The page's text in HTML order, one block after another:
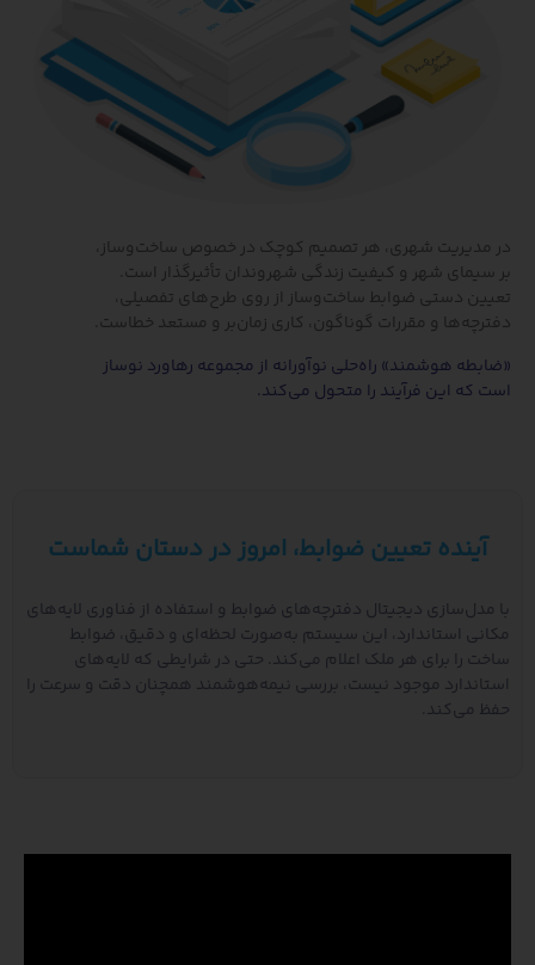
شهری، هر تصمیم کوچک در خصوص ساخت‌وساز،
شهر و کیفیت زندگی شهروندان تأثیرگذار است.
دستی ضوابط ساخت‌وساز از روی طرح‌های تفصیلی،
و مقررات گوناگون، کاری زمان‌بر و مستعد خطاست.
هوشمند» راه‌حلی نوآورانه از مجموعه رهاورد نوساز
این فرآیند را متحول می‌کند.
تعیین ضوابط، امروز در دستان شماست
دیجیتال دفترچه‌های ضوابط و استفاده از فناوری لایه‌های
استاندارد، این سیستم به‌صورت لحظه‌ای و دقیق، ضوابط
برای هر ملک اعلام می‌کند. حتی در شرایطی که لایه‌های
موجود نیست، بررسی نیمه‌هوشمند همچنان دقت و سرعت را